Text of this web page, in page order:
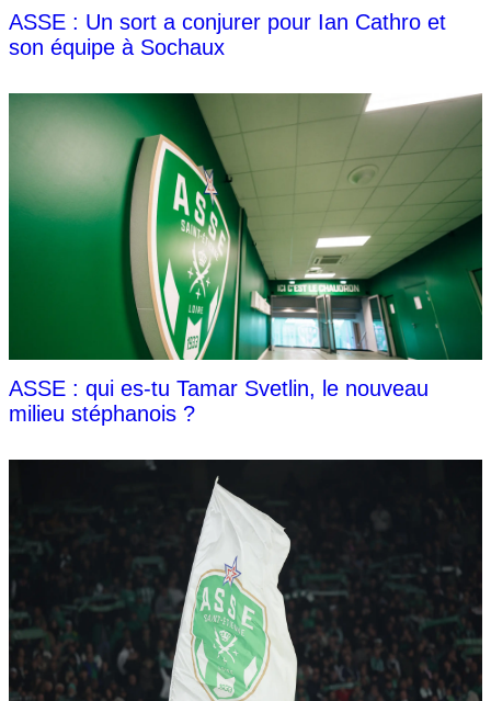
ASSE : Un sort a conjurer pour Ian Cathro et
son équipe à Sochaux
ASSE : qui es-tu Tamar Svetlin, le nouveau
milieu stéphanois ?